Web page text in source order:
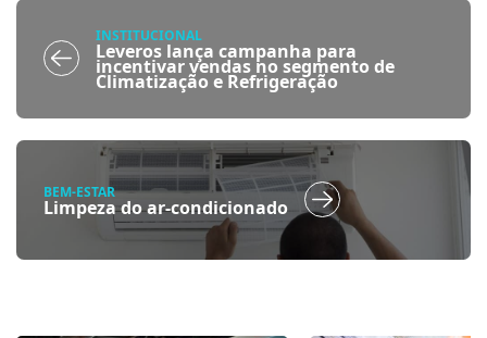
INSTITUCIONAL
Leveros lança campanha para
incentivar vendas no segmento de
Climatização e Refrigeração
BEM-ESTAR
Limpeza do ar-condicionado